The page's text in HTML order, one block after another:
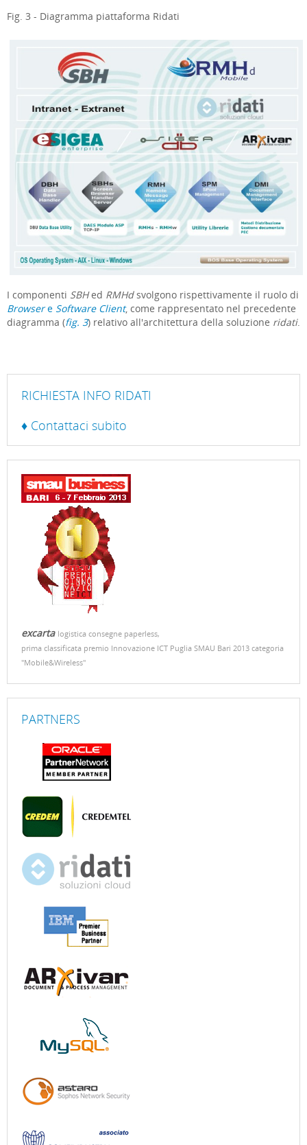
Fig. 3 - Diagramma piattaforma Ridati
I componenti SBHed RMHdsvolgono rispettivamente il ruolo di
Browsere Software Client, come rappresentato nel precedente
diagramma (fig. 3) relativo all'architettura della soluzione ridati.
RICHIESTA INFO RIDATI
♦ Contattaci subito
excarta logistica consegne paperless,
prima classificata premio Innovazione ICT Puglia SMAU Bari 2013 categoria
"Mobile&Wireless"
PARTNERS